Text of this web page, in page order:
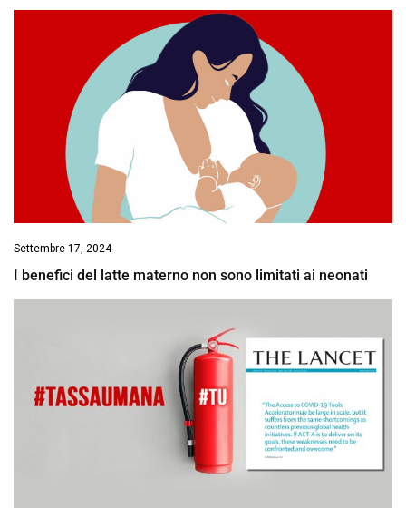
Settembre 17, 2024
I benefici del latte materno non sono limitati ai neonati